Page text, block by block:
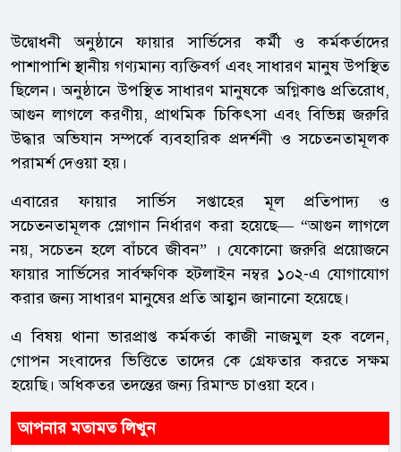
উদ্বোধনী অনুষ্ঠানে ফায়ার সার্ভিসের কর্মী ও কর্মকর্তাদের
পাশাপাশি স্থানীয় গণ্যমান্য ব্যক্তিবর্গ এবং সাধারণ মানুষ উপস্থিত
ছিলেন। অনুষ্ঠানে উপস্থিত সাধারণ মানুষকে অগ্নিকাণ্ড প্রতিরোধ,
আগুন লাগলে করণীয়, প্রাথমিক চিকিৎসা এবং বিভিন্ন জরুরি
উদ্ধার অভিযান সম্পর্কে ব্যবহারিক প্রদর্শনী ও সচেতনতামূলক
পরামর্শ দেওয়া হয়।
এবারের ফায়ার সার্ভিস সপ্তাহের মূল প্রতিপাদ্য ও
সচেতনতামূলক স্লোগান নির্ধারণ করা হয়েছে— “আগুন লাগলে
নয়, সচেতন হলে বাঁচবে জীবন” । যেকোনো জরুরি প্রয়োজনে
ফায়ার সার্ভিসের সার্বক্ষণিক হটলাইন নম্বর ১০২-এ যোগাযোগ
করার জন্য সাধারণ মানুষের প্রতি আহ্বান জানানো হয়েছে।
এ বিষয় থানা ভারপ্রাপ্ত কর্মকর্তা কাজী নাজমুল হক বলেন,
গোপন সংবাদের ভিত্তিতে তাদের কে গ্রেফতার করতে সক্ষম
হয়েছি। অধিকতর তদন্তের জন্য রিমান্ড চাওয়া হবে।
আপনার মতামত লিখুন